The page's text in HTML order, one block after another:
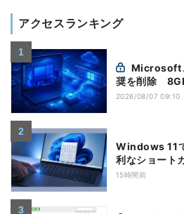
アクセスランキング
奨を削除
2026/08/07 09:10
Windows 11
利なショート
15時間前